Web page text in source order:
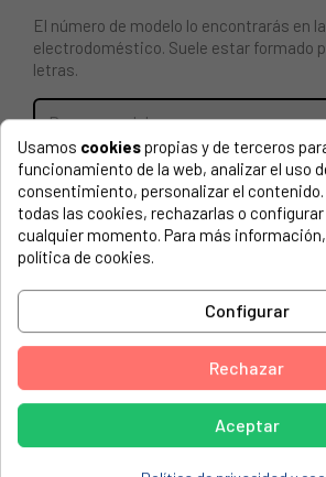
El número de modelo lo encontrarás en
electrodoméstico. Suele estar formado
letras.
RESISTENCIA CIRCULAR PARA HORNO
230V. CCM002830, 77X2277.
FAGOR, 5H760X4 921110380
ARCELIK, PF858PF8581
ARCELIK, PF859PF8591
ARCELIK, PF860PF8601
Usamos cookiespropias y de terceros
funcionamiento de la web, analizar el uso
consentimiento, personalizar el
todas las cookies, rechazarlas o
cualquier momento. Para más
política de cookies.
Configurar
Rechazar
Aceptar